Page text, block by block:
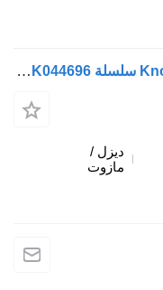
صمام التحكم في الفرامل Knorr-Bremse سلسلة R (01.04-) K000087 K044696 لـ الشاحنات Scania P,G,R,T-series (2004-2017)
ديزل /
مازوت